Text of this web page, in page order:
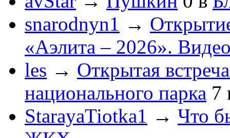
snarodnyn1 →
«Аэлита – 2026».
les → Открытая
национального парка 7
StarayaTiotka1 → Что